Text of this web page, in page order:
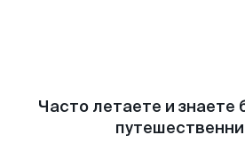
Часто летаете и знаете